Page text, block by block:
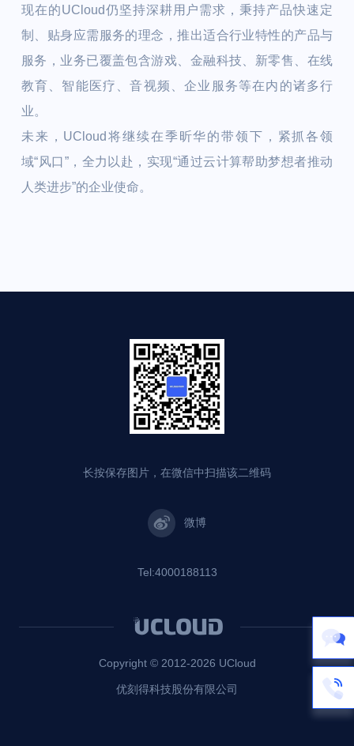
现在的UCloud仍坚持深耕用户需求，秉持产品快速定
制、贴身应需服务的理念，推出适合行业特性的产品与
服务，业务已覆盖包含游戏、金融科技、新零售、在线
教育、智能医疗、音视频、企业服务等在内的诸多行
业。
未来，UCloud将继续在季昕华的带领下，紧抓各领
域“风口”，全力以赴，实现“通过云计算帮助梦想者推动
人类进步”的企业使命。
长按保存图片，在微信中扫描该二维码
微博
Tel:4000188113
Copyright © 2012-2026 UCloud
优刻得科技股份有限公司